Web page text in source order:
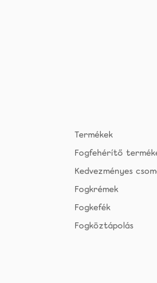
Termékek
Fogfehérítő
Kedvezményes
Fogkrémek
Fogkefék
Fogköztápolás